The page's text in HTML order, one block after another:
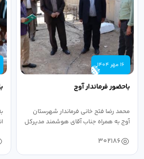
16 مهر 1404
باحضور فرماندار آوج
محمد رضا فتح خانی فرماندار شهرستان
آوج به همراه جناب آقای هوشمند مدیرکل
302186